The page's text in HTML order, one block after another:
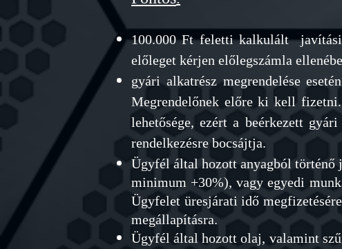
100.000 Ft feletti kalkulált javítási
előleget kérjen előlegszámla
gyári alkatrész megrendelése
Megrendelőnek előre ki kell
lehetősége, ezért a beérkezett gyári
rendelkezésre bocsájtja.
Ügyfél által hozott anyagból történő
minimum +30%), vagy egyedi
Ügyfelet üresjárati idő
megállapításra.
Ügyfél által hozott olaj, valamint